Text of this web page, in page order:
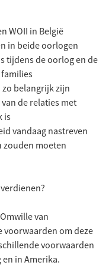
WOII in België
in beide oorlogen
tijdens de oorlog en de
belangrijk zijn
de relaties met
is
vandaag nastreven
zouden moeten
van
voorwaarden om deze
voorwaarden
in Amerika.